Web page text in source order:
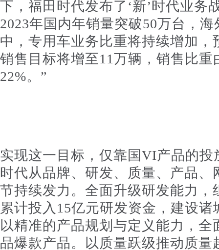
下，福田时代发布了‘新’时代业务
2023年国内年销量突破50万台，
中，专用车业务比重将持续增加，
销售目标将增至11万辆，销售比重
22%。”
实现这一目标，仅靠国VI产品的
时代从品牌、研发、质量、产品
节持续发力。全面升级研发能力
累计投入15亿元研发资金，建设
以精准的产品规划与定义能力，
品爆款产品。以质量跃级推动质